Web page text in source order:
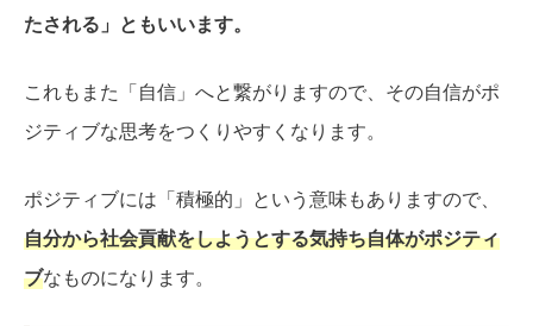
たされる」ともいいます。
これもまた「自信」へと繋がりますので、その自信がポ
ジティブな思考をつくりやすくなります。
ポジティブには「積極的」という意味もありますので、
自分から社会貢献をしようとする気持ち自体がポジティ
ブなものになります。